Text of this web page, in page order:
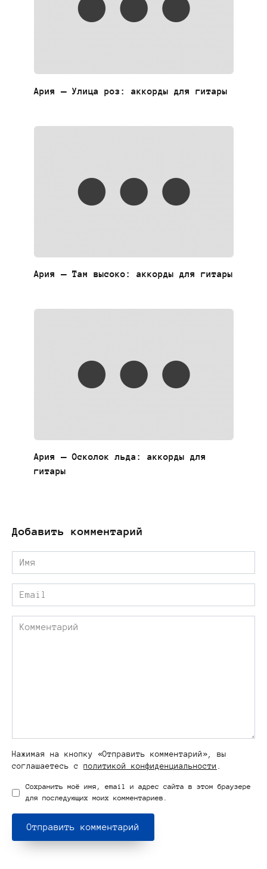
Ария — Улица роз: аккорды для гитары
Ария — Там высоко: аккорды для гитары
Ария — Осколок льда: аккорды для
гитары
Добавить комментарий
Имя
*
Email
*
Комментарий
Нажимая на кнопку «Отправить комментарий», вы
соглашаетесь с политикой конфиденциальности
Сохранить моё имя, email и адрес сайта в этом браузере
для последующих моих комментариев.